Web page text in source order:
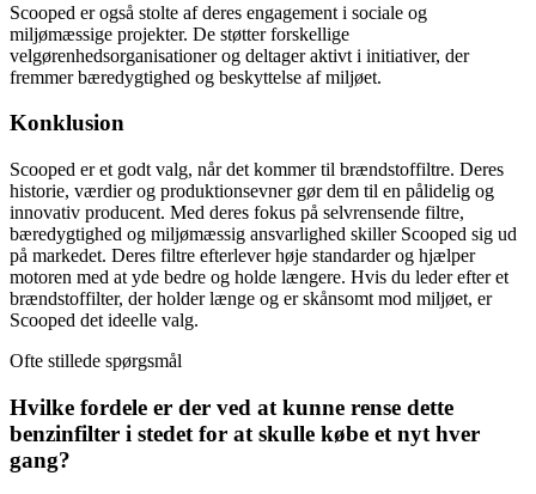
Scooped er også stolte af deres engagement i sociale og
miljømæssige projekter. De støtter forskellige
velgørenhedsorganisationer og deltager aktivt i initiativer, der
fremmer bæredygtighed og beskyttelse af miljøet.
Konklusion
Scooped er et godt valg, når det kommer til brændstoffiltre. Deres
historie, værdier og produktionsevner gør dem til en pålidelig og
innovativ producent. Med deres fokus på selvrensende filtre,
bæredygtighed og miljømæssig ansvarlighed skiller Scooped sig ud
på markedet. Deres filtre efterlever høje standarder og hjælper
motoren med at yde bedre og holde længere. Hvis du leder efter et
brændstoffilter, der holder længe og er skånsomt mod miljøet, er
Scooped det ideelle valg.
Ofte stillede spørgsmål
Hvilke fordele er der ved at kunne rense dette
benzinfilter i stedet for at skulle købe et nyt hver
gang?